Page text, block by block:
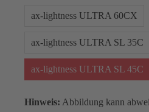
ax-lightness ULTRA 60CX
ax-lightness ULTRA SL 35C
ax-lightness ULTRA SL 45C
Hinweis: Abbildung kann